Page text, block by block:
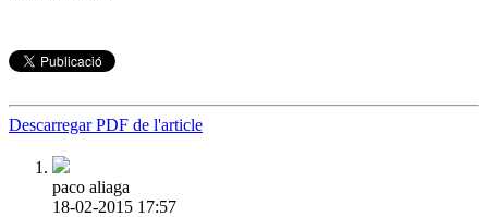
Descarregar PDF de l'article
paco aliaga
18-02-2015 17:57